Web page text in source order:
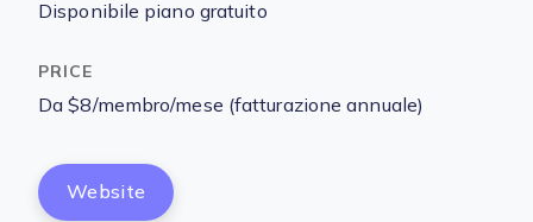
Disponibile piano gratuito
Da $8/membro/mese (fatturazione annuale)
Website